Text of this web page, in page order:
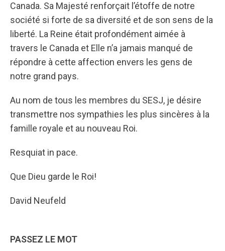
Canada. Sa Majesté renforçait l’étoffe de notre
société si forte de sa diversité et de son sens de la
liberté. La Reine était profondément aimée à
travers le Canada et Elle n’a jamais manqué de
répondre à cette affection envers les gens de
notre grand pays.
Au nom de tous les membres du SESJ, je désire
transmettre nos sympathies les plus sincères à la
famille royale et au nouveau Roi.
Resquiat in pace.
Que Dieu garde le Roi!
David Neufeld
PASSEZ LE MOT